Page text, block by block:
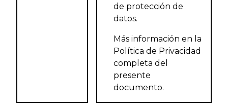
de protección de
datos.
Más información en la
Política de Privacidad
completa del
presente
documento.